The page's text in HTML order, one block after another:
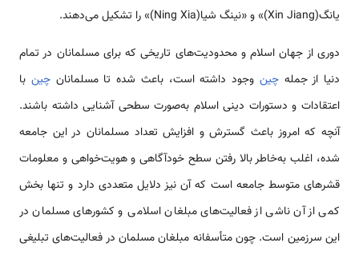
یانگ(Xin Jiang)» و «نینگ­ شیا(Ning Xia)» را تشکیل می­‌دهند.
دوری از جهان اسلام و محدودیت‌­های تاریخی که برای مسلمانان در تمام
دنیا از جملهچین وجود داشته است، باعث شده تا مسلمانانچین با
اعتقادات و دستورات دینی اسلام به‌­صورت سطحی آشنایی داشته باشند.
آنچه که امروز باعث گسترش و افزایش تعداد مسلمانان در این جامعه
شده، اغلب به­‌خاطر بالا رفتن سطح خودآگاهی و هویت­‌خواهی و معلومات
قشرهای متوسط جامعه است که آن نیز دلایل متعددی دارد و تنها بخش
کمی از آن ناشی از فعالیت‌­های مبلغان اسلامی و کشورهای مسلمان در
این سرزمین است. چون متأسفانه مبلغان مسلمان در فعالیت­‌های تبلیغی